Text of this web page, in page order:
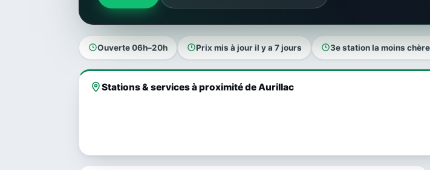
Ouverte 06h–20h Prix mis à jour il y a 7 jours 3e station la moins
Stations & services à proximité de Aurillac